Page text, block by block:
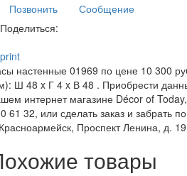
Позвонить
Сообщение
Поделиться:
print
настенные 01969 по цене 10 300
Ш 48 x Г 4 x В 48 . Приобрести
интернет магазине Décor of
61 32, или сделать заказ и забрать
Проспект Ленина, д.
товары